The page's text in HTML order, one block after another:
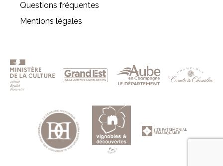
Questions fréquentes
Mentions légales